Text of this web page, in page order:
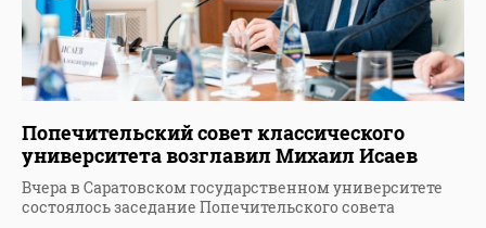
Попечительский совет классического
университета возглавил Михаил Исаев
Вчера в Саратовском государственном университете
состоялось заседание Попечительского совета